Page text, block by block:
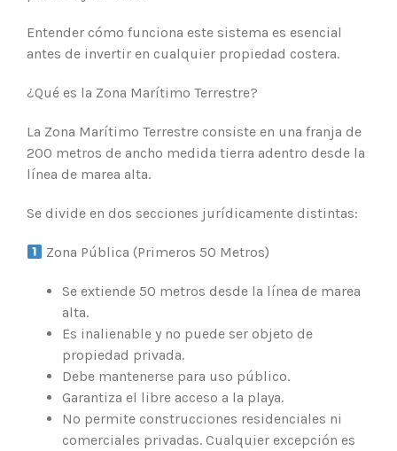
Entender cómo funciona este sistema es esencial
antes de invertir en cualquier propiedad costera.
¿Qué es la Zona Marítimo Terrestre?
La Zona Marítimo Terrestre consiste en una franja de
200 metros de ancho medida tierra adentro desde la
línea de marea alta.
Se divide en dos secciones jurídicamente distintas:
Zona Pública (Primeros 50 Metros)
Se extiende 50 metros desde la línea de marea
alta.
Es inalienable y no puede ser objeto de
propiedad privada.
Debe mantenerse para uso público.
Garantiza el libre acceso a la playa.
No permite construcciones residenciales ni
comerciales privadas. Cualquier excepción es